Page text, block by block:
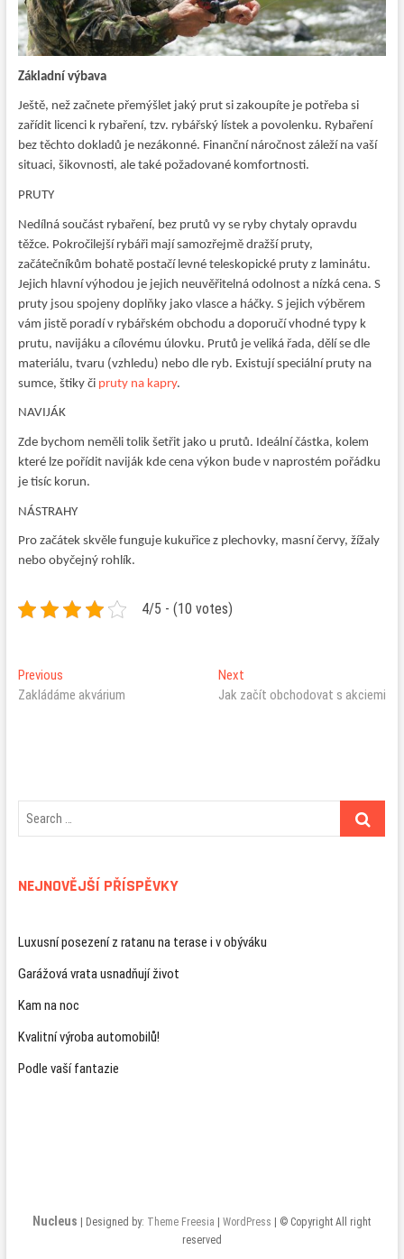
Základní výbava
Ještě, než začnete přemýšlet jaký prut si zakoupíte je potřeba si
zařídit licenci k rybaření, tzv. rybářský lístek a povolenku. Rybaření
bez těchto dokladů je nezákonné. Finanční náročnost záleží na vaší
situaci, šikovnosti, ale také požadované komfortnosti.
PRUTY
Nedílná součást rybaření, bez prutů vy se ryby chytaly opravdu
těžce. Pokročilejší rybáři mají samozřejmě dražší pruty,
začátečníkům bohatě postačí levné teleskopické pruty z laminátu.
Jejich hlavní výhodou je jejich neuvěřitelná odolnost a nízká cena. S
pruty jsou spojeny doplňky jako vlasce a háčky. S jejich výběrem
vám jistě poradí v rybářském obchodu a doporučí vhodné typy k
prutu, navijáku a cílovému úlovku. Prutů je veliká řada, dělí se dle
materiálu, tvaru (vzhledu) nebo dle ryb. Existují speciální pruty na
sumce, štiky či pruty na kapry.
NAVIJÁK
Zde bychom neměli tolik šetřit jako u prutů. Ideální částka, kolem
které lze pořídit naviják kde cena výkon bude v naprostém pořádku
je tisíc korun.
NÁSTRAHY
Pro začátek skvěle funguje kukuřice z plechovky, masní červy, žížaly
nebo obyčejný rohlík.
4/5 - (10 votes)
Navigace
pro
PreviousPrevious
post:
Zakládáme akvárium
Next
post:
Jak začít obchodovat s akciemi
NEJNOVĚJŠÍ PŘÍSPĚVKY
Luxusní posezení z ratanu na terase i v obýváku
Garážová vrata usnadňují život
Kam na noc
Kvalitní výroba automobilů!
Podle vaší fantazie
Nucleus | Designed by: Theme Freesia |WordPress
| © Copyright All right
reserved